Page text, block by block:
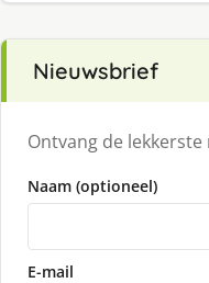
Nieuwsbrief
Ontvang de
Naam (optioneel)
E-mail